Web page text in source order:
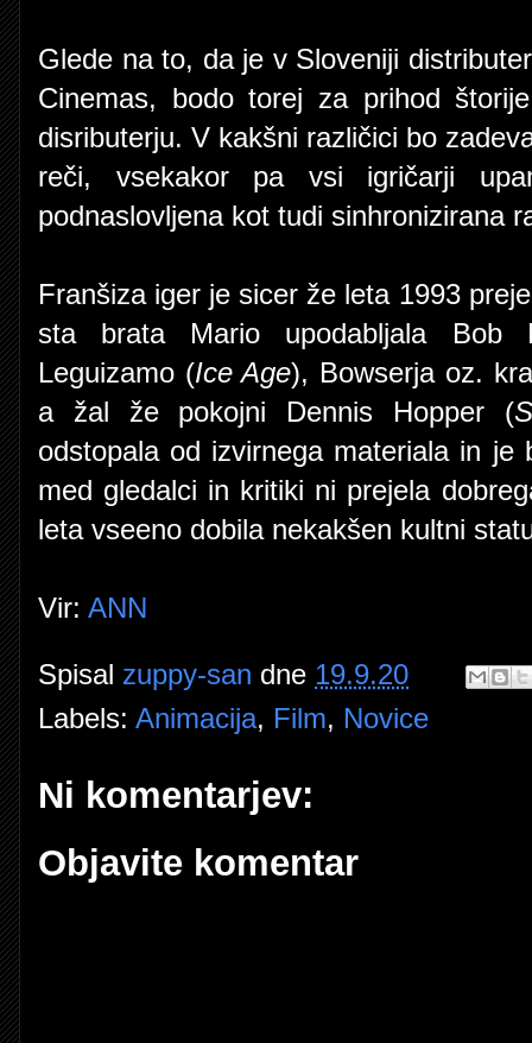
Glede na to, da je v Sloveniji
Cinemas, bodo torej za prihod
disributerju. V kakšni različici bo
reči, vsekakor pa vsi igričarji
podnaslovljena kot tudi sinhronizirana
Franšiza iger je sicer že leta 1993
sta brata Mario upodabljala Bob
Leguizamo (Ice Age), Bowserja oz.
a žal že pokojni Dennis Hopper (
odstopala od izvirnega materiala in je
med gledalci in kritiki ni prejela
leta vseeno dobila nekakšen kultni
Vir: ANN
Spisal zuppy-san dne 19.9.20
Labels: Animacija, Film, Novice
Ni komentarjev:
Objavite komentar